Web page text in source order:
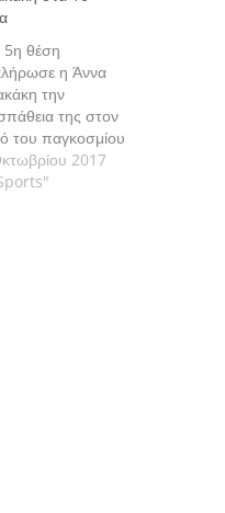
5η θέση
η Άννα
την
της στον
του παγκοσμίου
που
στο Νέο
2017